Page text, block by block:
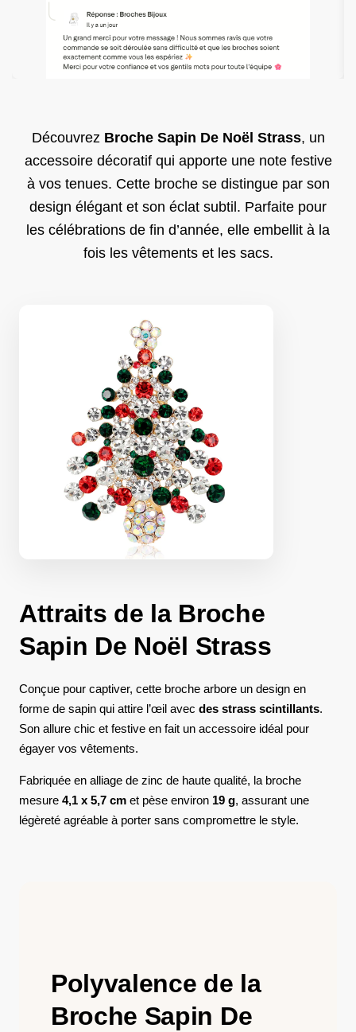
Découvrez Broche Sapin De Noël Strass, un
accessoire décoratif qui apporte une note festive
à vos tenues. Cette broche se distingue par son
design élégant et son éclat subtil. Parfaite pour
les célébrations de fin d’année, elle embellit à la
fois les vêtements et les sacs.
Attraits de la Broche
Sapin De Noël Strass
Conçue pour captiver, cette broche arbore un design en
forme de sapin qui attire l’œil avec des strass scintillants.
Son allure chic et festive en fait un accessoire idéal pour
égayer vos vêtements.
Fabriquée en alliage de zinc de haute qualité, la broche
mesure 4,1 x 5,7 cm et pèse environ 19 g, assurant une
légèreté agréable à porter sans compromettre le style.
Polyvalence de la
Broche Sapin De